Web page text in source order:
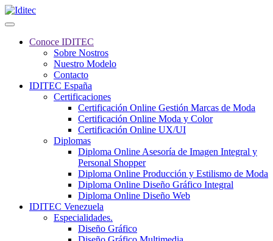
Conoce IDITEC
Sobre Nostros
Nuestro Modelo
Contacto
IDITEC España
Certificaciones
Certificación Online Gestión Marcas de Moda
Certificación Online Moda y Color
Certificación Online UX/UI
Diplomas
Diploma Online Asesoría de Imagen Integral y
Personal Shopper
Diploma Online Producción y Estilismo de Moda
Diploma Online Diseño Gráfico Integral
Diploma Online Diseño Web
IDITEC Venezuela
Especialidades.
Diseño Gráfico